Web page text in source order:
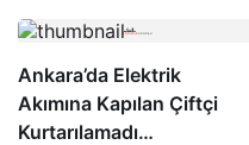
Ankara’da Elektrik
Akımına Kapılan Çiftçi
Kurtarılamadı…